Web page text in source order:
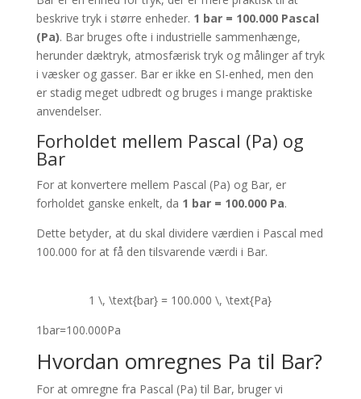
beskrive tryk i større enheder. 1 bar = 100.000 Pascal
(Pa). Bar bruges ofte i industrielle sammenhænge,
herunder dæktryk, atmosfærisk tryk og målinger af tryk
i væsker og gasser. Bar er ikke en SI-enhed, men den
er stadig meget udbredt og bruges i mange praktiske
anvendelser.
Forholdet mellem Pascal (Pa) og
Bar
For at konvertere mellem Pascal (Pa) og Bar, er
forholdet ganske enkelt, da 1 bar = 100.000 Pa.
Dette betyder, at du skal dividere værdien i Pascal med
100.000 for at få den tilsvarende værdi i Bar.
1 \, \text{bar} = 100.000 \, \text{Pa}
1bar=100.000Pa
Hvordan omregnes Pa til Bar?
For at omregne fra Pascal (Pa) til Bar, bruger vi